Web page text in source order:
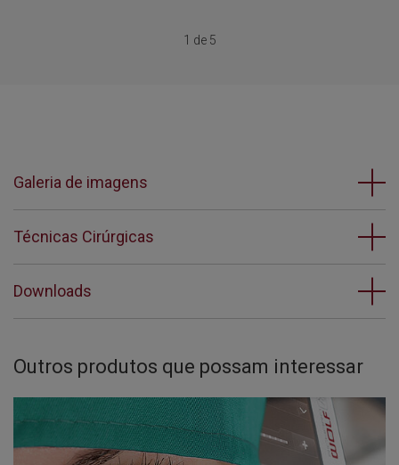
1 de 5
Galeria de imagens
Técnicas Cirúrgicas
Downloads
Outros produtos que possam interessar